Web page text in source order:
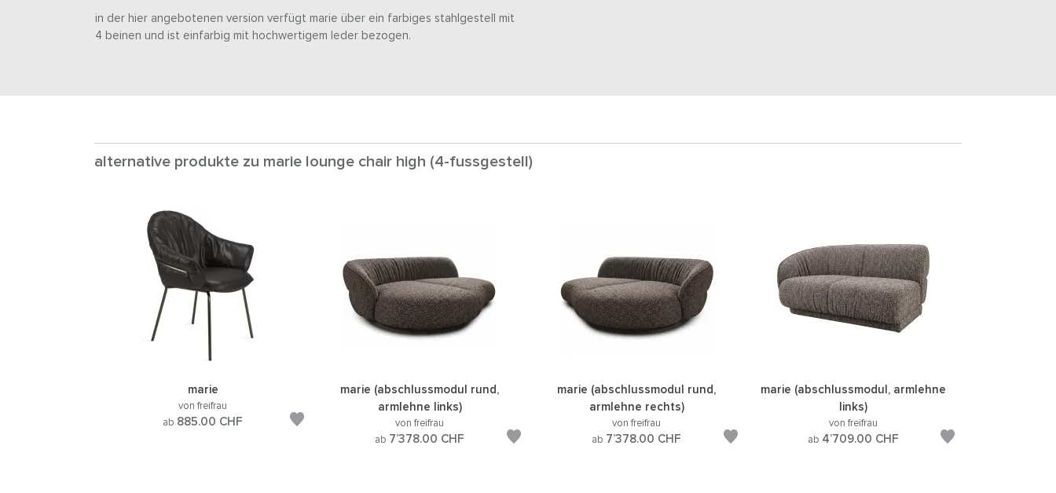
in der hier angebotenen version verfügt marie über ein farbiges stahlgestell mit
4 beinen und ist einfarbig mit hochwertigem leder bezogen.
alternative produkte zu marie lounge chair high (4-fussgestell)
marie
von freifrau
ab 885.00 CHF
marie (abschlussmodul rund,
armlehne links)
von freifrau
ab 7’378.00 CHF
marie (abschlussmodul rund,
armlehne rechts)
von freifrau
ab 7’378.00 CHF
marie (abschlussmodul, armlehne
links)
von freifrau
ab 4’709.00 CHF